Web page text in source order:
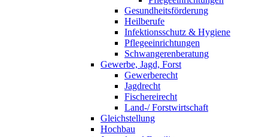
Gesundheitsförderung
Heilberufe
Infektionsschutz & Hygiene
Pflegeeinrichtungen
Schwangerenberatung
Gewerbe, Jagd, Forst
Gewerberecht
Jagdrecht
Fischereirecht
Land-/ Forstwirtschaft
Gleichstellung
Hochbau